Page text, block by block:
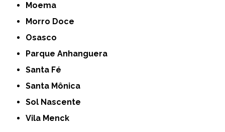
Moema
Morro Doce
Osasco
Parque Anhanguera
Santa Fé
Santa Mônica
Sol Nascente
Vila Menck